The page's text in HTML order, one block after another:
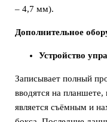
– 4,7 мм).
Дополнительное
Устройство
Записывает полный
вводятся на
является съёмным и